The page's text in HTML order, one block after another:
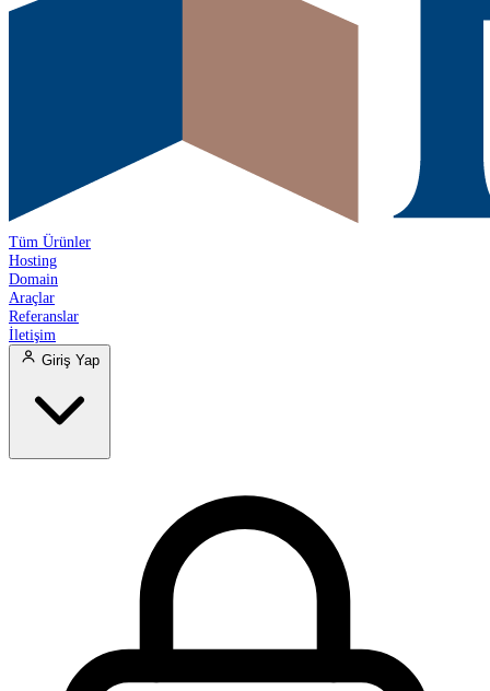
Tüm Ürünler
Hosting
Domain
Araçlar
Referanslar
İletişim
Giriş Yap